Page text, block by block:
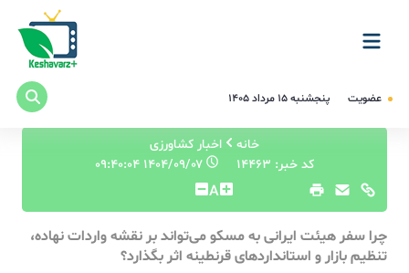
عضویت پنجشنبه ۱۵ مرداد ۱۴۰۵
خانه
اخبار کشاورزی
کد خبر: 14463
۱۴۰۴/۰۹/۰۷ ۰۹:۴۰:۰۴
A
چرا سفر هیئت ایرانی به مسکو می‌تواند بر نقشه واردات نهاده،
تنظیم بازار و استانداردهای قرنطینه اثر بگذارد؟